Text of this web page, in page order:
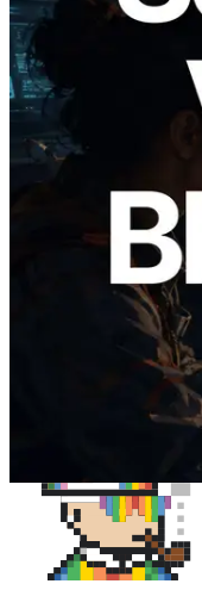
2026.05.24
Validators
Analyzer —
producción de
Validador
Leer este artículo